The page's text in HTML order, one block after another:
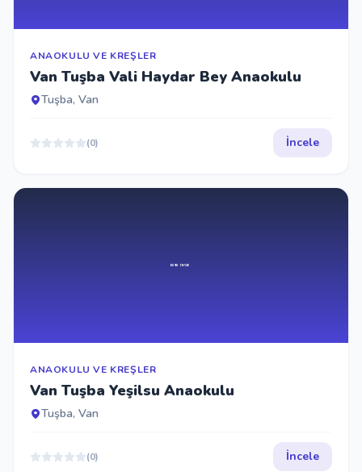
ANAOKULU VE KREŞLER
Van Tuşba Vali Haydar Bey Anaokulu
Tuşba, Van
(0) İncele
ANAOKULU VE KREŞLER
Van Tuşba Yeşilsu Anaokulu
Tuşba, Van
(0) İncele